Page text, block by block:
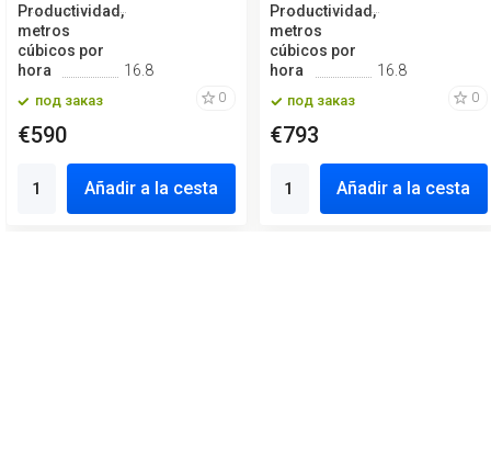
Productividad,
metros
cúbicos por
hora
16.8
под заказ 0
€590
Añadir a la cesta
Productividad,
metros
cúbicos por
hora
16.8
под заказ 0
€793
Añadir a la cesta